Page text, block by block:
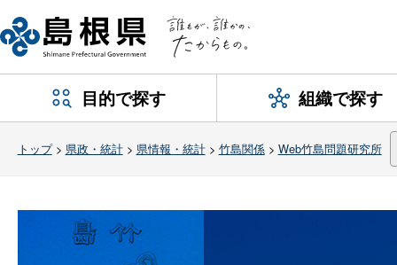
目的で探す 組織で探す
トップ> 県政・統計> 県情報・統計> 竹島関係> Web竹島問題研究所